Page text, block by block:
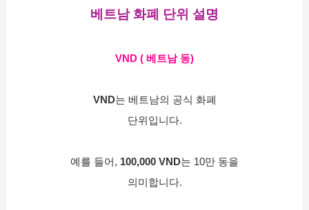
베트남 화폐 단위 설명
VND ( 베트남 동)
VND는 베트남의 공식 화폐
단위입니다.
예를 들어, 100,000 VND는 10만 동을
의미합니다.